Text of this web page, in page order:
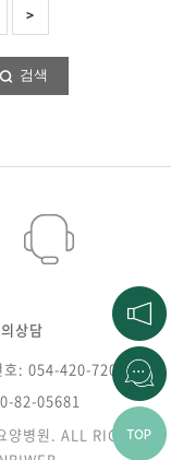
>
검색
상담
호: 054-420-7200
82-05681
양병원. ALL RIGHTS